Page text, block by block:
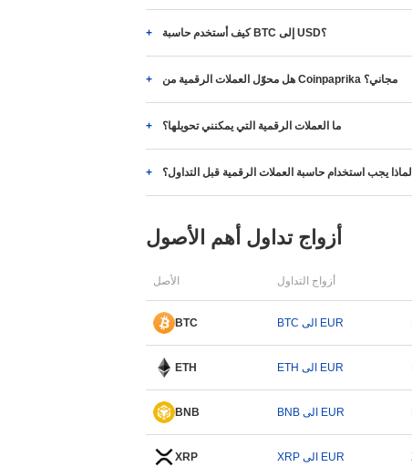
كيف أستخدم حاسبة BTC إلى USD؟
هل محوّل العملات الرقمية من Coinpaprika مجاني؟
ما العملات الرقمية التي يمكنني تحويلها؟
لماذا يجب استخدام حاسبة العملات الرقمية قبل التداول؟
أزواج تداول أهم الأصول
الأصل أزواج التداول
BTC BTC الى EUR
ETH ETH الى EUR
BNB BNB الى EUR
XRP XRP الى EUR